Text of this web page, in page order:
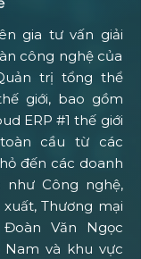
gia tư vấn giải
công nghệ của
trị tổng thể
giới, bao gồm
ERP #1 thế giới
cầu từ các
đến các doanh
Công nghệ,
xuất, Thương mại
Văn Ngọc
Nam và khu vực